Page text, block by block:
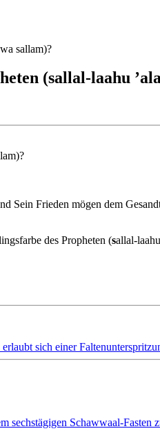
sallam)?
(sallal-laahu
Sein Frieden mögen dem
des Propheten (sallal-
erlaubt sich einer
sechstägigen Schawwaal-Fasten